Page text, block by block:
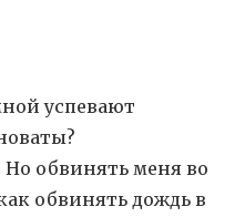
успевают
Но обвинять меня во
обвинять дождь в